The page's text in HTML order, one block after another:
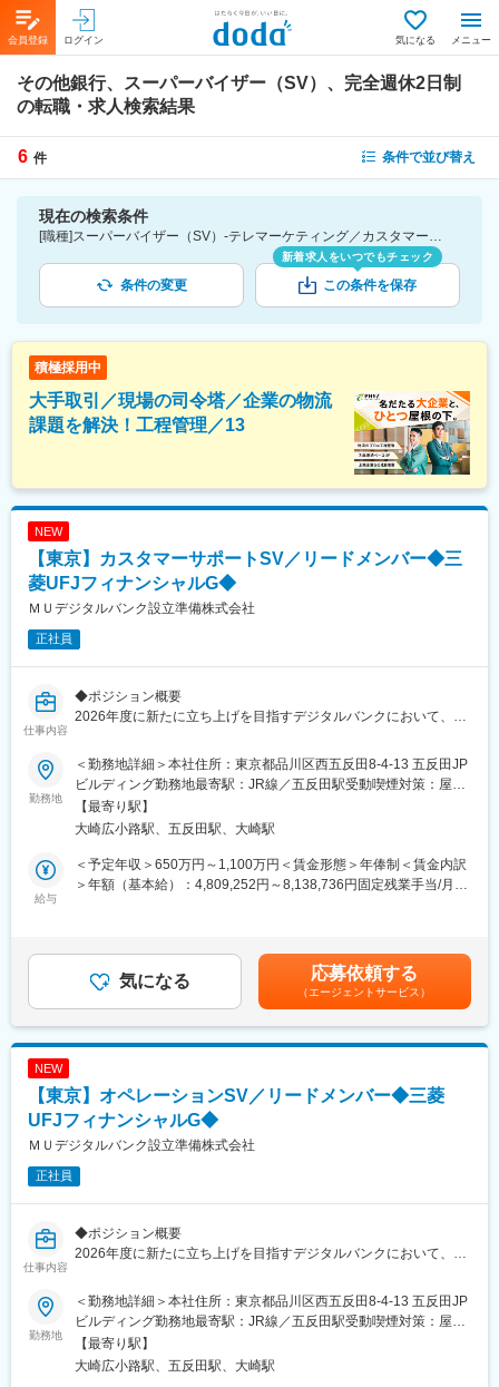
会員登録 ログイン 気になる メニュー
その他銀行、スーパーバイザー（SV）、完全週休2日制
の転職・求人検索結果
6 件 条件で並び替え
現在の検索条件
[職種]スーパーバイザー（SV）-テレマーケティング／カスタマーサポート／コールセンター [業種]その他銀行-金融業界 [こだわり条件ピックアップ]完全週休2日制 [詳細条件](休日・働き方)完全週休2日制
条件の変更
新着求人をいつでもチェック
この条件を保存
積極採用中
大手取引／現場の司令塔／企業の物流
課題を解決！工程管理／13
NEW
【東京】カスタマーサポートSV／リードメンバー◆三
菱UFJフィナンシャルG◆
ＭＵデジタルバンク設立準備株式会社
正社員
仕事内容
◆ポジション概要
2026年度に新たに立ち上げを目指すデジタルバンクにおいて、カ
運営に向けた構築、BPOを含むメンバーのマネジメントをお任せ
いたします。
高い精度と正確性が求められる環境において、AIやツールを用い
たお客様への対応品質向上のみならず、VoCを起点としたプロダ
クト・サービス改善を期待しております。
◆業務内容
・開業に向けたカスタマーセンター立ち上げと各種運用整備
・インシデント発生時の対応および関連部署との調整
・コールセンターシステム・CRMツールの導入検討、要件定義
・エスカレーション案件対応
◆当社について
当社は、三菱UFJフィナンシャル・グループ（MUFG）の新たな
リテール戦略の中核として、2026年度後半の開業を目指し設立さ
れました。金利環境の変化やデジタル化の進展、資産運用ニーズ
MUFG全体の約6,000万人の顧客基盤に向けて、これまでにないス
ケールとスピードで、唯一無二のデジタルバンクの設立を目指し
や、ウェルスナビ株式会社と共同開発を進めている、独自アルゴ
リズムやAIを活用した総合アドバイザリー・プラットフォーム
「MAP」を中核機能として搭載し、新たな顧客体験を届けていき
ます。
テクノロジーの力を活かし、お客様1人ひとりの”日常にも人生に
勤務地
＜勤務地詳細＞本社住所：東京都品川区西五反田8-4-13 五反田JP
ビルディング勤務地最寄駅：JR線／五反田駅受動喫煙対策：屋内
全面禁煙変更の範囲：会社の定める事業所
【最寄り駅】
大崎広小路駅、五反田駅、大崎駅
給与
＜予定年収＞650万円～1,100万円＜賃金形態＞年俸制＜賃金内訳
＞年額（基本給）：4,809,252円～8,138,736円固定残業手当/月：
給与補足＞年俸制で12分割した金額を毎月支給賃金はあくまでも
目安の金額であり、選考を通じて上下する可能性があります。月
給(月額)は固定手当を含めた表記です。
気になる 応募依頼する
（エージェントサービス）
NEW
【東京】オペレーションSV／リードメンバー◆三菱
UFJフィナンシャルG◆
ＭＵデジタルバンク設立準備株式会社
正社員
仕事内容
◆ポジション概要
2026年度に新たに立ち上げを目指すデジタルバンクにおいて、オ
営に向けた構築、BPOを含むメンバーのマネジメントをお任せい
たします。
高い精度と正確性が求められる環境において、金融事務オペレー
ターの稼働管理、品質向上、新規のITツール導入などから、生産
性高い組織の構築を目指していただきます。
勤務地
＜勤務地詳細＞本社住所：東京都品川区西五反田8-4-13 五反田JP
ビルディング勤務地最寄駅：JR線／五反田駅受動喫煙対策：屋内
全面禁煙変更の範囲：会社の定める事業所
【最寄り駅】
大崎広小路駅、五反田駅、大崎駅